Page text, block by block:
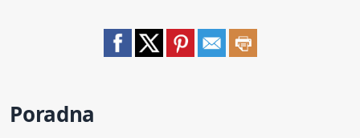
Poradna